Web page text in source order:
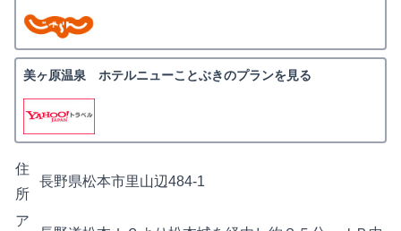
美ヶ原温泉 ホテルニューことぶきのプランを見る
住
所
長野県松本市里山辺484-1
ア